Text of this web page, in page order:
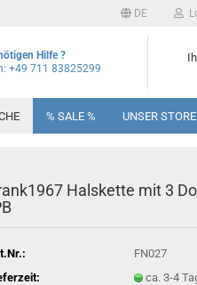
DE
Hilfe ?
+49 711 83825299
% SALE % UNSER STORE
Halskette mit 3
FN027
ca. 3-4